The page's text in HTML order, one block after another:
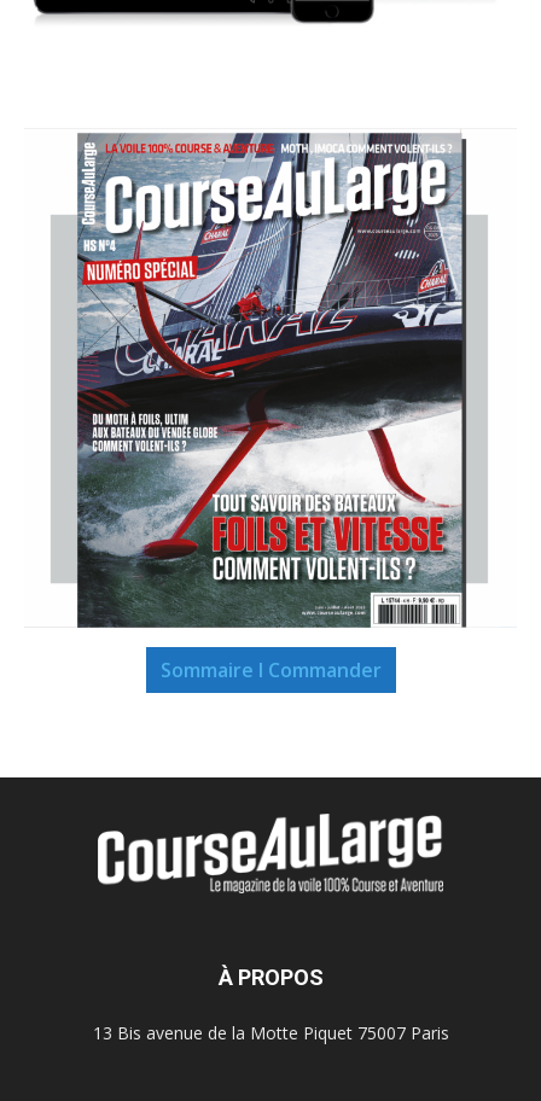
Sommaire I Commander
À PROPOS
13 Bis avenue de la Motte Piquet 75007 Paris